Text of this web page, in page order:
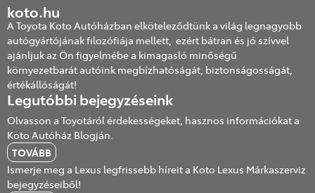
koto.hu
A Toyota Koto Autóházban elköteleződtünk a világ legnagyobb
autógyártójának filozófiája mellett, ezért bátran és jó szívvel
ajánljuk az Ön figyelmébe a kimagasló minőségű
környezetbarát autóink megbízhatóságát, biztonságosságát,
értékállóságát!
Legutóbbi bejegyzéseink
Olvasson a Toyotáról érdekességeket, hasznos információkat a
Koto Autóház Blogján.
TOVÁBB
Ismerje meg a Lexus legfrissebb híreit a Koto Lexus Márkaszerviz
bejegyzéseiből!